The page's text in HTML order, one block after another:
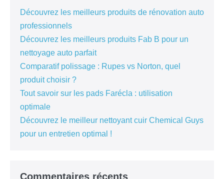
Découvrez les meilleurs produits de rénovation auto
professionnels
Découvrez les meilleurs produits Fab B pour un
nettoyage auto parfait
Comparatif polissage : Rupes vs Norton, quel
produit choisir ?
Tout savoir sur les pads Farécla : utilisation
optimale
Découvrez le meilleur nettoyant cuir Chemical Guys
pour un entretien optimal !
Commentaires récents